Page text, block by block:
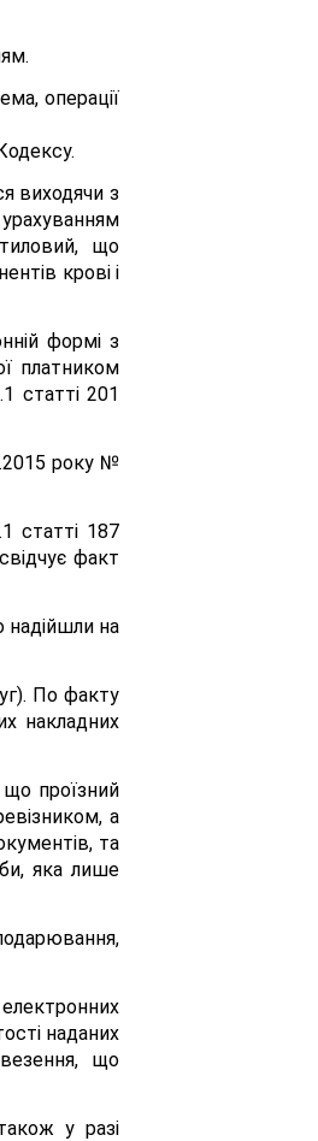
операції
виходячи з
що
крові і
формі з
платником
статті 201
року №
статті 187
факт
надійшли на
По факту
накладних
проїзний
а
та
яка лише
наданих
що
у разі